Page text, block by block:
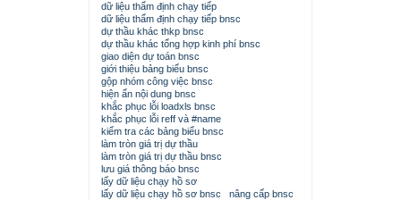
dữ liệu thẩm định chạy tiếp
dữ liệu thẩm định chạy tiếp bnsc
dự thầu khác thkp bnsc
dự thầu khác tổng hợp kinh phí bnsc
giao diện dự toán bnsc
giới thiệu bảng biểu bnsc
gộp nhóm công việc bnsc
hiện ẩn nội dung bnsc
khắc phục lỗi loadxls bnsc
khắc phục lỗi reff và #name
kiểm tra các bảng biểu bnsc
làm tròn giá trị dự thầu
làm tròn giá trị dự thầu bnsc
lưu giá thông báo bnsc
lấy dữ liệu chạy hồ sơ
lấy dữ liệu chạy hồ sơ bnsc
nâng cấp bnsc